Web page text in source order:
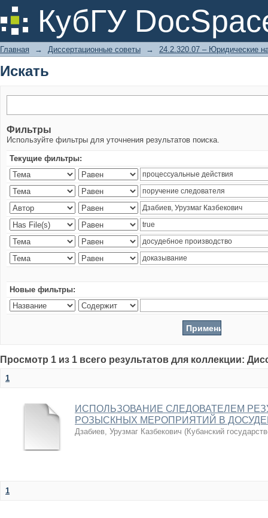
КубГУ
Искать
Главная → Диссертационные советы → 24.2.320.07 – Юридические
Искать
Фильтры
Используйте фильтры для уточнения результатов поиска.
Текущие фильтры:
Новые фильтры:
Просмотр 1 из 1 всего результатов для коллекции:
1
ИСПОЛЬЗОВАНИЕ СЛЕДОВАТЕЛЕМ
РОЗЫСКНЫХ МЕРОПРИЯТИЙ В
Дзабиев, Урузмаг Казбекович (Кубанский
1